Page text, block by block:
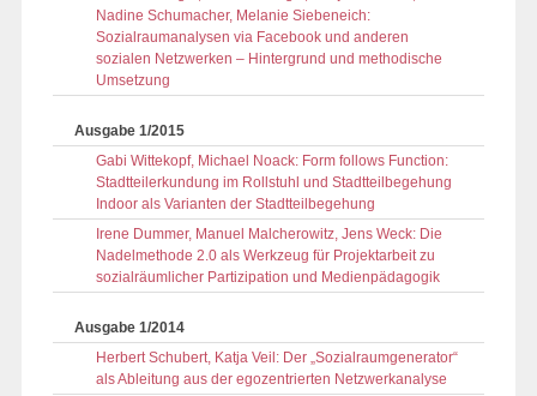
Nadine Schumacher, Melanie Siebeneich:
Sozialraumanalysen via Facebook und anderen
sozialen Netzwerken – Hintergrund und methodische
Umsetzung
Ausgabe 1/2015
Gabi Wittekopf, Michael Noack: Form follows Function:
Stadtteilerkundung im Rollstuhl und Stadtteilbegehung
Indoor als Varianten der Stadtteilbegehung
Irene Dummer, Manuel Malcherowitz, Jens Weck: Die
Nadelmethode 2.0 als Werkzeug für Projektarbeit zu
sozialräumlicher Partizipation und Medienpädagogik
Ausgabe 1/2014
Herbert Schubert, Katja Veil: Der „Sozialraumgenerator“
als Ableitung aus der egozentrierten Netzwerkanalyse